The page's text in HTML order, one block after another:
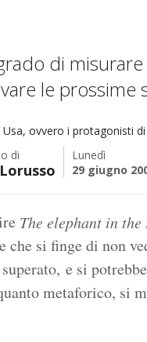
di
le prossime
di
Lunedì
29 giugno
The elephant in the
che si finge di non
e si
metaforico, si